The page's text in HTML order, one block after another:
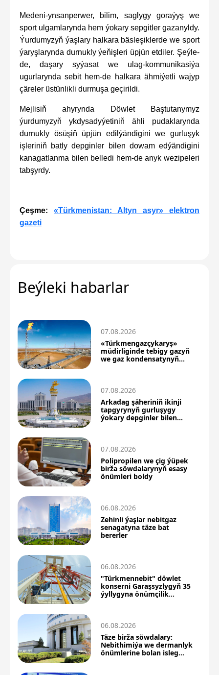
Medeni-ynsanperwer, bilim, saglygy goraýyş we
sport ulgamlarynda hem ýokary sepgitler gazanyldy.
Ýurdumyzyň ýaşlary halkara bäsleşiklerde we sport
ýaryşlarynda durnukly ýeňişleri üpjün etdiler. Şeýle-
de, daşary syýasat we ulag-kommunikasiýa
ugurlarynda sebit hem-de halkara ähmiýetli wajyp
çäreler üstünlikli durmuşa geçirildi.
Mejlisiň ahyrynda Döwlet Baştutanymyz
ýurdumyzyň ykdysadyýetiniň ähli pudaklarynda
durnukly ösüşiň üpjün edilýändigini we gurluşyk
işleriniň batly depginler bilen dowam edýändigini
kanagatlanma bilen belledi hem-de anyk wezipeleri
tabşyrdy.
Çeşme: «Türkmenistan: Altyn asyr» elektron
gazeti
Beýleki habarlar
07.08.2026
«Türkmengazçykaryş»
müdirliginde tebigy gazyň
we gaz kondensatynyň
07.08.2026
Arkadag şäheriniň ikinji
tapgyrynyň gurluşygy
ýokary depginler bilen
07.08.2026
Polipropilen we çig ýüpek
birža söwdalarynyň esasy
önümleri boldy
06.08.2026
Zehinli ýaşlar nebitgaz
senagatyna täze bat
bererler
06.08.2026
"Türkmennebit" döwlet
konserni Garaşsyzlygyň 35
ýyllygyna önümçilik
06.08.2026
Täze birža söwdalary:
Nebithimiýa we dermanlyk
önümlerine bolan isleg